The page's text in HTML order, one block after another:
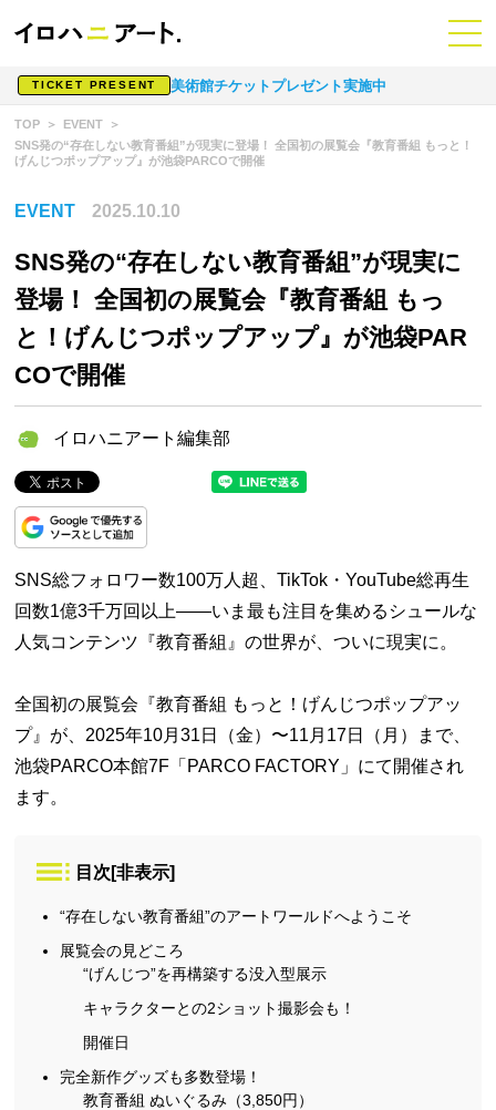
TICKET PRESENT 美術館チケットプレゼント実施中
TOP
EVENT
SNS発の“存在しない教育番組”が現実に登場！ 全国初の展覧会『教育番組 もっと！
げんじつポップアップ』が池袋PARCOで開催
EVENT 2025.10.10
SNS発の“存在しない教育番組”が現実に
登場！ 全国初の展覧会『教育番組 もっ
と！げんじつポップアップ』が池袋PAR
COで開催
イロハニアート編集部
SNS総フォロワー数100万人超、TikTok・YouTube総再生
回数1億3千万回以上——いま最も注目を集めるシュールな
人気コンテンツ『教育番組』の世界が、ついに現実に。
全国初の展覧会『教育番組 もっと！げんじつポップアッ
プ』が、2025年10月31日（金）〜11月17日（月）まで、
池袋PARCO本館7F「PARCO FACTORY」にて開催され
ます。
目次 [非表示]
“存在しない教育番組”のアートワールドへようこそ
展覧会の見どころ
“げんじつ”を再構築する没入型展示
キャラクターとの2ショット撮影会も！
開催日
完全新作グッズも多数登場！
教育番組 ぬいぐるみ（3,850円）